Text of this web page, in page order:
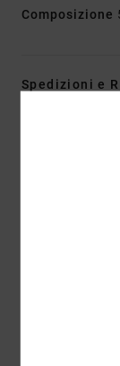
Composizione
Spedizioni e